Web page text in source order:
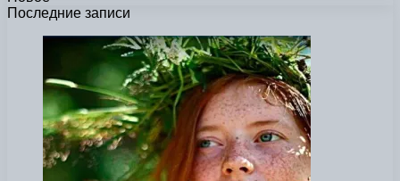
Последние записи